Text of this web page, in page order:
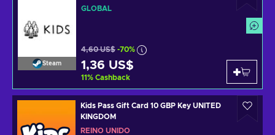
Steam
GLOBAL
4,60 US$ -70%
1,36 US$
11% Cashback
Kids Pass Gift Card 10 GBP Key UNITED
KINGDOM
REINO UNIDO